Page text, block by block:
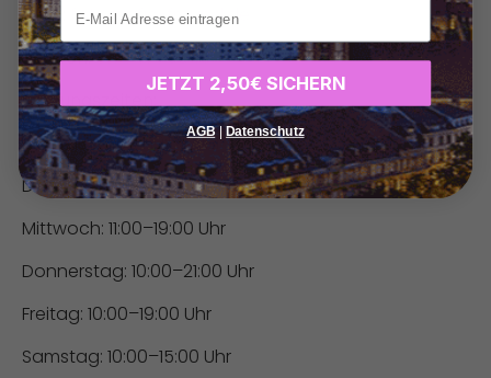
Web:
fotografie-freund.de
Telefon:01794770643
Öffnungszeiten:
Montag: 10:00–19:00 Uhr
Dienstag: 10:00–21:00 Uhr
Mittwoch: 11:00–19:00 Uhr
Donnerstag: 10:00–21:00 Uhr
Freitag: 10:00–19:00 Uhr
Samstag: 10:00–15:00 Uhr
xxx
JETZT 2,50€ SICHERN
AGB| Datenschutz